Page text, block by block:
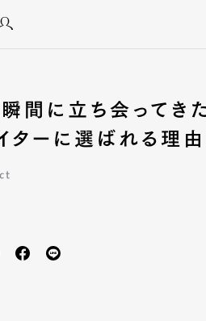
間に立ち会ってき
ターに選ばれる理